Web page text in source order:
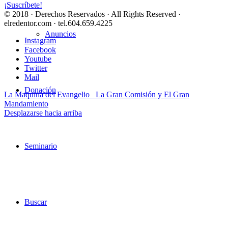
Anuncios
Donación
Seminario
Buscar
¡Suscríbete!
© 2018 · Derechos Reservados · All Rights Reserved ·
elredentor.com · tel.604.659.4225
Instagram
Facebook
Youtube
Twitter
Mail
La Maquina del Evangelio
La Gran Comisión y El Gran
Mandamiento
Desplazarse hacia arriba